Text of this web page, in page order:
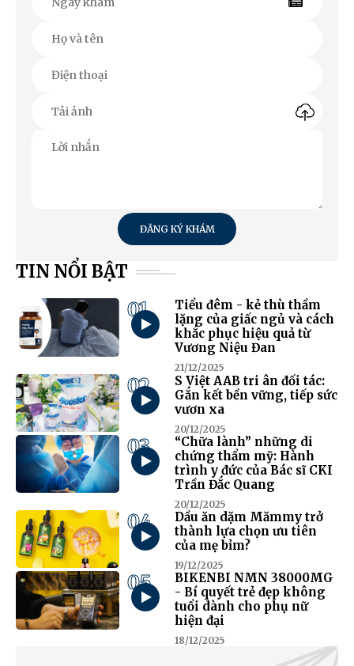
ĐĂNG KÝ KHÁM
TIN NỔI BẬT
01
Tiểu đêm - kẻ thù thầm
lặng của giấc ngủ và cách
khắc phục hiệu quả từ
Vương Niệu Đan
21/12/2025
02
S Việt AAB tri ân đối tác:
Gắn kết bền vững, tiếp sức
vươn xa
20/12/2025
03
“Chữa lành” những di
chứng thẩm mỹ: Hành
trình y đức của Bác sĩ CKI
Trần Đắc Quang
20/12/2025
04
Dầu ăn dặm Mămmy trở
thành lựa chọn ưu tiên
của mẹ bỉm?
19/12/2025
05
BIKENBI NMN 38000MG
- Bí quyết trẻ đẹp không
tuổi dành cho phụ nữ
hiện đại
18/12/2025